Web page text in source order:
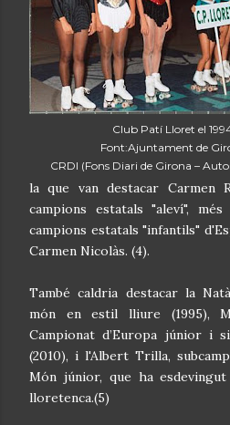
Club Patí Lloret el
Font:Ajuntament de
CRDI (Fons Diari de Girona –
la que van destacar Carmen
campions estatals "aleví",
campions estatals "infantils"
Carmen Nicolàs. (4).
També caldria destacar la
món en estil lliure (1995),
Campionat d’Europa júnior i
(2010), i l'Albert Trilla,
Món júnior, que ha
lloretenca.(5)